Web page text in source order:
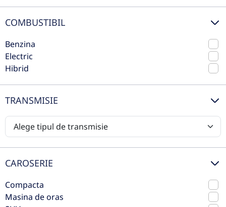
Ford Puma
2022
13.413 km
COMBUSTIBIL
Benzina
Electric
Hibrid
TRANSMISIE
CAROSERIE
Compacta
Masina de oras